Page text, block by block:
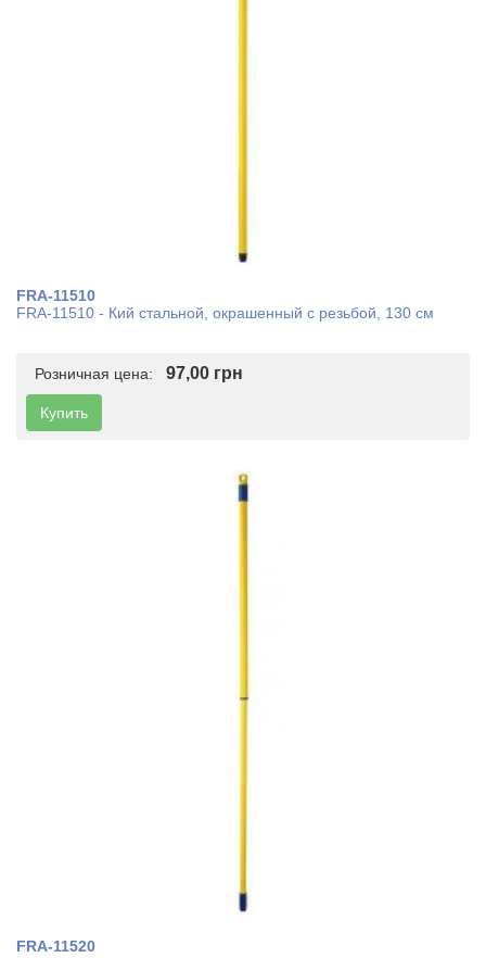
FRA-11510
FRA-11510 - Кий стальной, окрашенный с резьбой, 130 см
Розничная цена: 97,00 грн
Купить
FRA-11520